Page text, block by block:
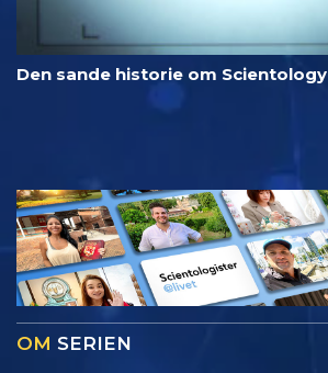
Den sande historie om Scientology
OM SERIEN